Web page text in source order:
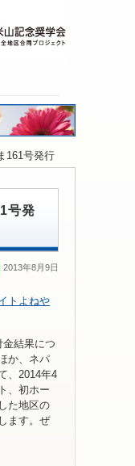
161号発行
号発
2013年8月9日
トよねや
金結果につ
か、ネパ
、2014年4
、初ホー
た地区の
ます。ぜ